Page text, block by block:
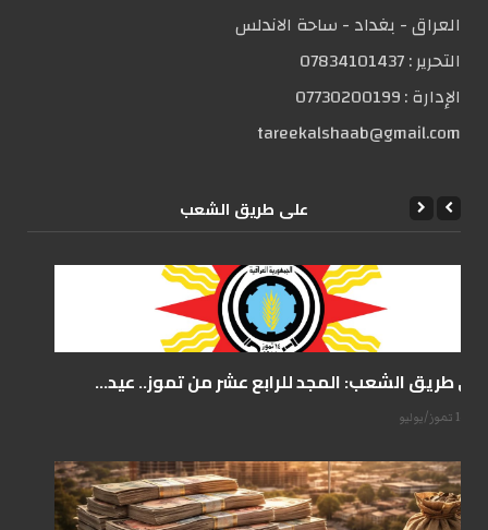
العراق - بغداد - ساحة الاندلس
التحریر :07834101437
الإدارة :07730200199
tareekalshaab@gmail.com
علی طریق الشعب
على طريق الشعب: المجد للرابع عشر من تموز.. عيد...
14 تموز/يوليو